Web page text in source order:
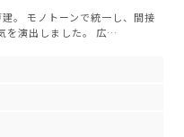
。 モノトーンで統一し、間接
を演出しました。 広…